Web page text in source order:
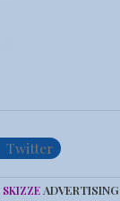
Twitter
SKIZZEADVERTISING